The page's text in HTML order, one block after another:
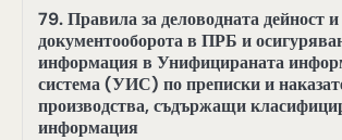
79. Правила за деловодната дейност и
документооборота в ПРБ и
информация в Унифицираната
система (УИС) по преписки и
производства, съдържащи
информация